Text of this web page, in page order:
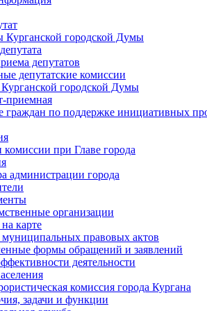
Курганской городской Думы
депутатов
депутатские комиссии
городской Думы
приемная
граждан по поддержке инициативных
при Главе города
администрации города
организации
карте
правовых актов
формы обращений и заявлений
деятельности
комиссия города Кургана
задачи и функции